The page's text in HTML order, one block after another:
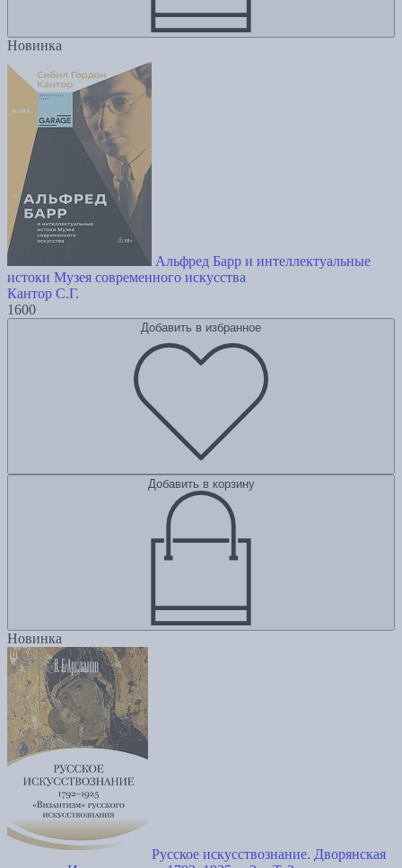
Новинка
Альфред Барр и интеллектуальные
истоки Музея современного искусства
Кантор С.Г.
1600
Добавить в избранное
Добавить в корзину
Новинка
Русское искусствознание. Дворянская